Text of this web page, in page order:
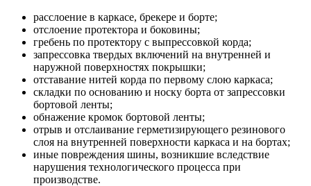
расслоение в каркасе, брекере и борте;
отслоение протектора и боковины;
гребень по протектору с выпрессовкой корда;
запрессовка твердых включений на внутренней и
наружной поверхностях покрышки;
отставание нитей корда по первому слою каркаса;
складки по основанию и носку борта от запрессовки
бортовой ленты;
обнажение кромок бортовой ленты;
отрыв и отслаивание герметизирующего резинового
слоя на внутренней поверхности каркаса и на бортах;
иные повреждения шины, возникшие вследствие
нарушения технологического процесса при
производстве.